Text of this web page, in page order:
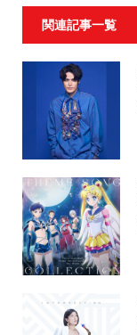
関連記事一覧